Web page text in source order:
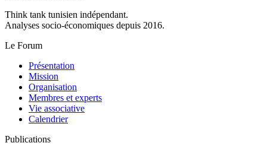
Think tank tunisien indépendant.
Analyses socio-économiques depuis 2016.
Le Forum
Présentation
Mission
Organisation
Membres et experts
Vie associative
Calendrier
Publications